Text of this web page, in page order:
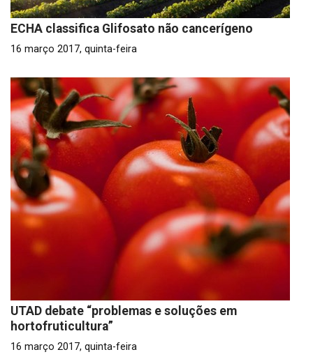
ECHA classifica Glifosato não cancerígeno
16 março 2017, quinta-feira
UTAD debate “problemas e soluções em
hortofruticultura”
16 março 2017, quinta-feira